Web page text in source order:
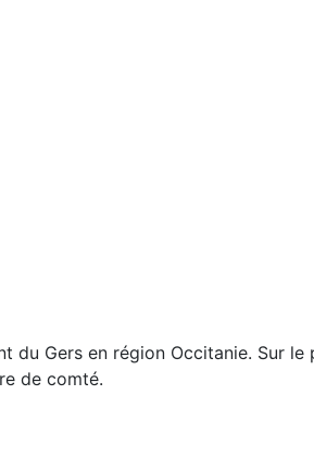
du Gers en région Occitanie. Sur
de comté.